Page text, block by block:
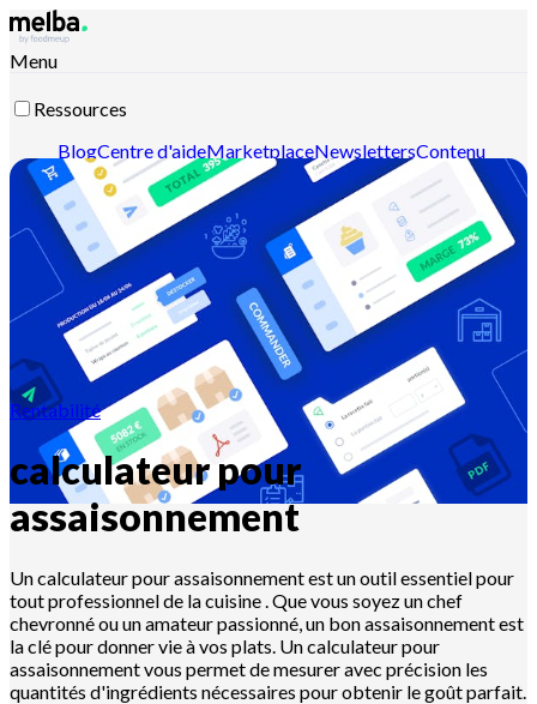
Menu
Ressources
BlogCentre d'aideMarketplaceNewslettersContenu
intelligentDocumentation APIDocumentation MCP
Contactez-nousDécouvrir melba
Rentabilité
calculateur pour
assaisonnement
Un calculateur pour assaisonnement est un outil essentiel pour
tout professionnel de la cuisine . Que vous soyez un chef
chevronné ou un amateur passionné, un bon assaisonnement est
la clé pour donner vie à vos plats. Un calculateur pour
assaisonnement vous permet de mesurer avec précision les
quantités d'ingrédients nécessaires pour obtenir le goût parfait.